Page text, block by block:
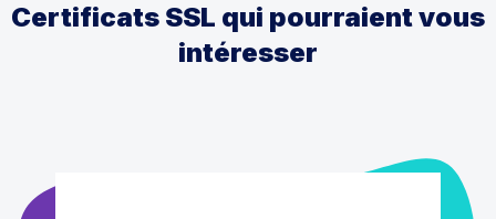
Certificats SSL qui pourraient vous
intéresser